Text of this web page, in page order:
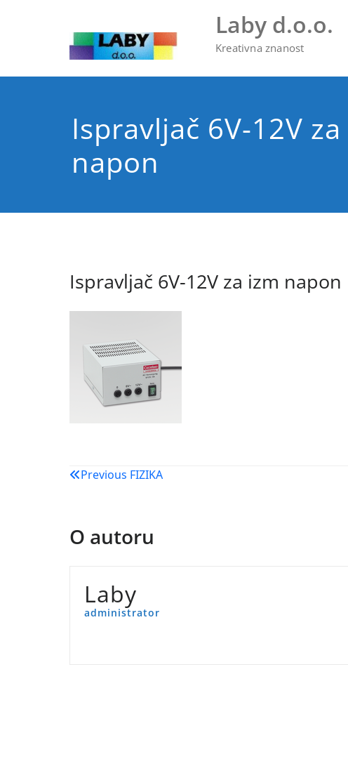
Laby d.o.o.
Kreativna znanost
Ispravljač 6V-12V
napon
Ispravljač 6V-12V za izm napon
Navigacija
Previous FIZIKA
O autoru
Laby
administrator